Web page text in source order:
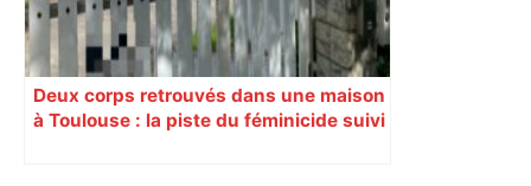
Deux corps retrouvés dans une maison
à Toulouse : la piste du féminicide suivi